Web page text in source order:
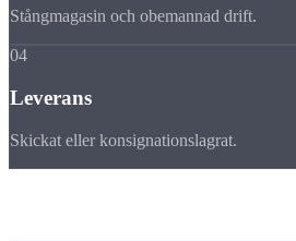
Stångmagasin och obemannad drift.
04
Leverans
Skickat eller konsignationslagrat.